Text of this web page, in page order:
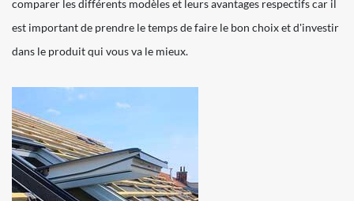
comparer les différents modèles et leurs avantages respectifs car il
est important de prendre le temps de faire le bon choix et d'investir
dans le produit qui vous va le mieux.